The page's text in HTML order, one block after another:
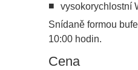
vysokorychlostní
Snídaně formou
10:00 hodin.
Cena